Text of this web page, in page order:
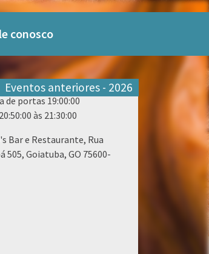
conosco
Eventos anteriores - 2026
de portas 19:00:00
às 21:30:00
Bar e Restaurante, Rua
505, Goiatuba, GO 75600-